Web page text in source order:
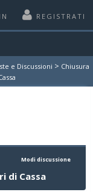
REGISTRATI
e Discussioni > Chiusura
Modi discussione
di Cassa